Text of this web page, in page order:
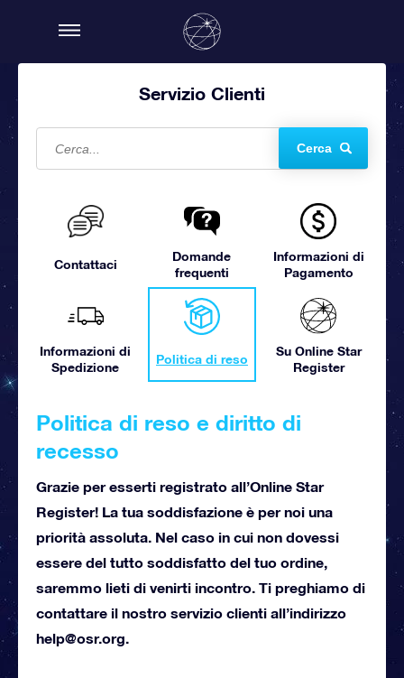
Servizio Clienti
Cerca
Contattaci
Domande
frequenti
Informazioni di
Pagamento
Informazioni di
Spedizione
Politica di reso
Su Online Star
Register
Politica di reso e diritto di
recesso
Grazie per esserti registrato all’Online Star
Register! La tua soddisfazione è per noi una
priorità assoluta. Nel caso in cui non dovessi
essere del tutto soddisfatto del tuo ordine,
saremmo lieti di venirti incontro. Ti preghiamo di
contattare il nostro servizio clienti all’indirizzo
help@osr.org.